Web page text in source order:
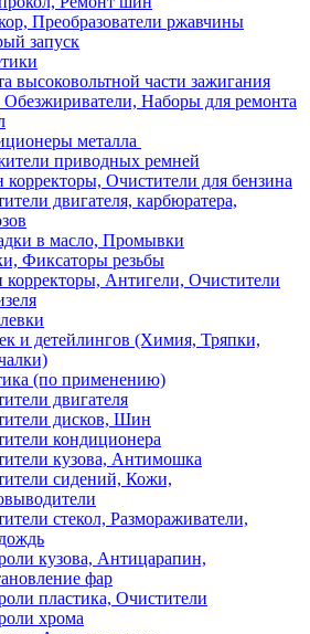
Преобразователи ржавчины
запуск
высоковольтной части зажигания
Наборы для ремонта
металла
приводных ремней
корректоры, Очистители для бензина
двигателя, карбюратера,
в масло, Промывки
Фиксаторы резьбы
корректоры, Антигели, Очистители
и детейлингов (Химия, Тряпки,
(по применению)
двигателя
дисков, Шин
кондиционера
кузова, Антимошка
сидений, Кожи,
стекол, Размораживатели,
кузова, Антицарапин,
фар
пластика, Очистители
хрома